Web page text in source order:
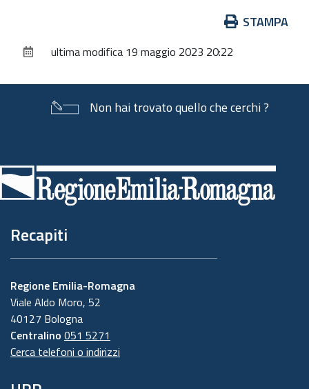
documento
STAMPA
ultima modifica 19 maggio 2023 20:22
Non hai trovato quello che cerchi ?
di
pagina
Recapiti
Regione Emilia-Romagna
Viale Aldo Moro, 52
40127 Bologna
Centralino 051 5271
Cerca telefoni o indirizzi